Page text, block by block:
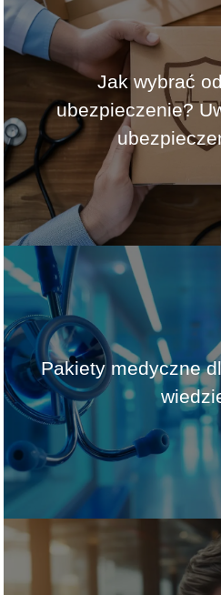
Jak wybrać
ubezpieczenie?
Pakiety medyczne